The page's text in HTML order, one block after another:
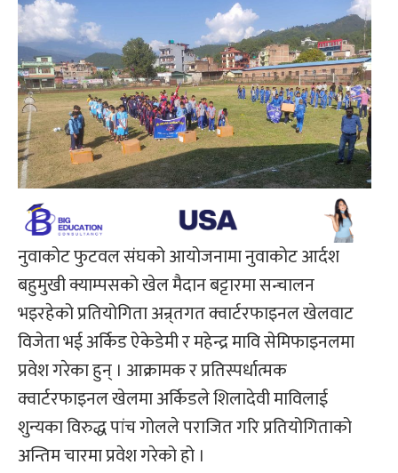
नुवाकोट फुटवल संघको आयोजनामा नुवाकोट आर्दश
बहुमुखी क्याम्पसको खेल मैदान बट्टारमा सन्चालन
भइरहेको प्रतियोगिता अन्र्तगत क्वार्टरफाइनल खेलवाट
विजेता भई अर्किड ऐकेडेमी र महेन्द्र मावि सेमिफाइनलमा
प्रवेश गरेका हुन् । आक्रामक र प्रतिस्पर्धात्मक
क्वार्टरफाइनल खेलमा अर्किडले शिलादेवी माविलाई
शुन्यका विरुद्ध पांच गोलले पराजित गरि प्रतियोगिताको
अन्तिम चारमा प्रवेश गरेको हो ।